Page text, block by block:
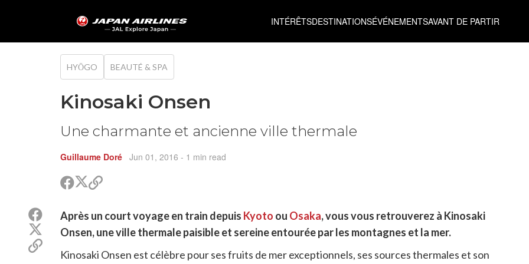
INTÉRÊTSDESTINATIONSÉVÉNEMENTSAVANT DE PARTIR
HYŌGO BEAUTÉ & SPA
Kinosaki Onsen
Une charmante et ancienne ville thermale
Guillaume Doré Jun 01, 2016 - 1 min read
PartagerPartager
sur
Copier
pour
partager
Partager
Facebook
Partager
sur
Twitter
Copier
Après un court voyage en train depuis Kyoto ou Osaka, vous vous retrouverez à Kinosaki
Onsen, une ville thermale paisible et sereine entourée par les montagnes et la mer.
Kinosaki Onsen est célèbre pour ses fruits de mer exceptionnels, ses sources thermales et son